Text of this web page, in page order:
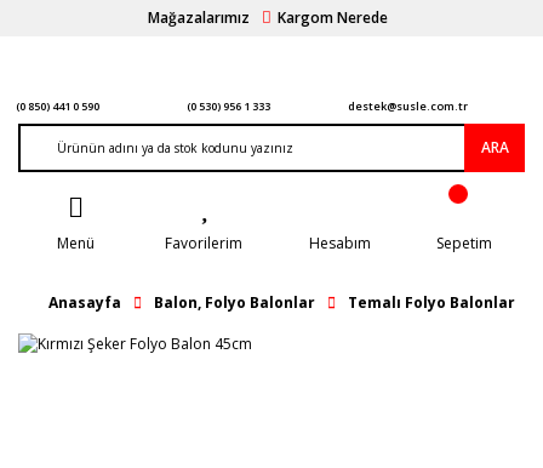
Mağazalarımız Kargom Nerede
(0 850) 441 0 590 (0 530) 956 1 333 destek@susle.com.tr
ARA
Menü Favorilerim Hesabım Sepetim
Anasayfa Balon, Folyo Balonlar Temalı Folyo Balonlar